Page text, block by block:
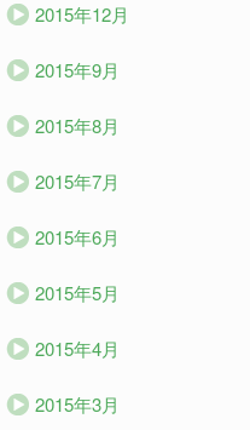
2015年12月
2015年9月
2015年8月
2015年7月
2015年6月
2015年5月
2015年4月
2015年3月